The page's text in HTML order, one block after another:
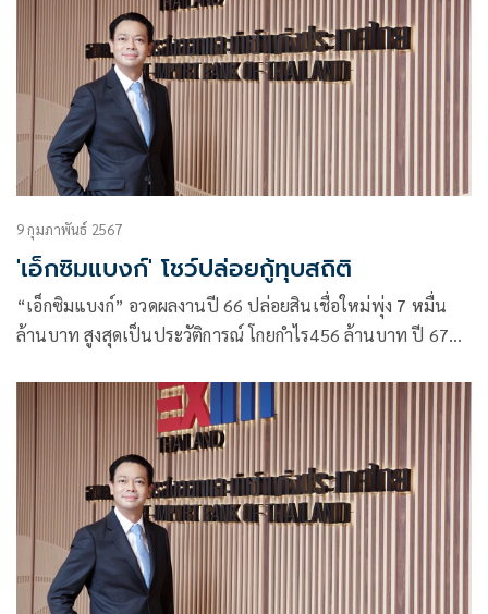
9 กุมภาพันธ์ 2567
'เอ็กซิมแบงก์' โชว์ปล่อยกู้ทุบสถิติ
“เอ็กซิมแบงก์” อวดผลงานปี 66 ปล่อยสินเชื่อใหม่พุ่ง 7 หมื่น
ล้านบาท สูงสุดเป็นประวัติการณ์ โกยกำไร456 ล้านบาท ปี 67ปัก
Development Bank